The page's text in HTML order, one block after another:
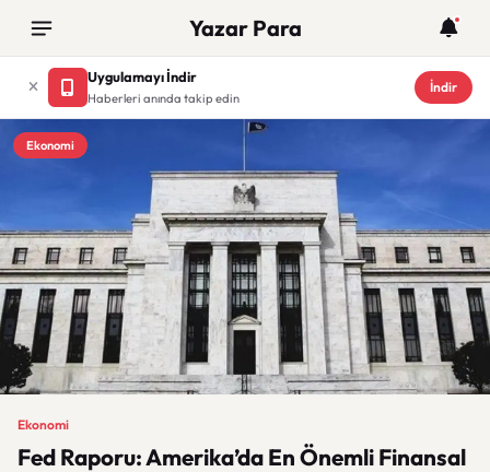
Yazar Para
Uygulamayı İndir
Haberleri anında takip edin
İndir
Ekonomi
Ekonomi
Fed Raporu: Amerika’da En Önemli Finansal